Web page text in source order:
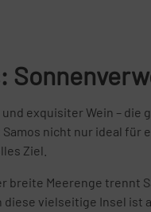
exquisiter Wein –
nicht nur ideal
Ziel.
breite Meerenge trennt
vielseitige Insel